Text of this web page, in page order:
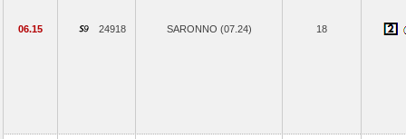
06.15 24918 SARONNO (07.24) 18